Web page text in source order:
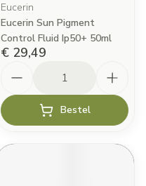
Eucerin
Eucerin Sun Pigment
Control Fluid Ip50+ 50ml
€ 29,49
Bestel